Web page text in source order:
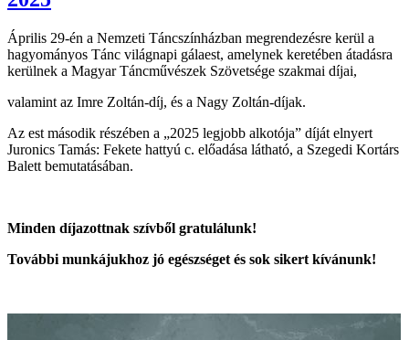
Április 29-én a Nemzeti Táncszínházban megrendezésre kerül a
hagyományos Tánc világnapi gálaest, amelynek keretében átadásra
kerülnek a Magyar Táncművészek Szövetsége szakmai díjai,
valamint az Imre Zoltán-díj, és a Nagy Zoltán-díjak.
Az est második részében a „2025 legjobb alkotója” díját elnyert
Juronics Tamás: Fekete hattyú c. előadása látható, a Szegedi Kortárs
Balett bemutatásában.
Minden díjazottnak szívből gratulálunk!
További munkájukhoz jó egészséget és sok sikert kívánunk!